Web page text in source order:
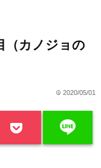
（カノジョの
time 2020/05/01
line